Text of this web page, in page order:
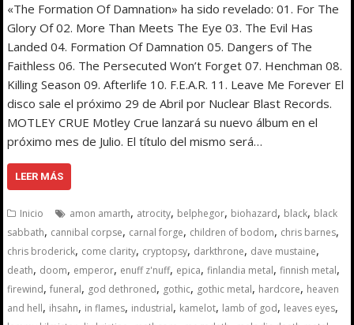
«The Formation Of Damnation» ha sido revelado: 01. For The
Glory Of 02. More Than Meets The Eye 03. The Evil Has
Landed 04. Formation Of Damnation 05. Dangers of The
Faithless 06. The Persecuted Won’t Forget 07. Henchman 08.
Killing Season 09. Afterlife 10. F.E.A.R. 11. Leave Me Forever El
disco sale el próximo 29 de Abril por Nuclear Blast Records.
MOTLEY CRUE Motley Crue lanzará su nuevo álbum en el
próximo mes de Julio. El título del mismo será…
LEER MÁS
Inicio amon amarth, atrocity, belphegor, biohazard, black, black
sabbath, cannibal corpse, carnal forge, children of bodom, chris barnes,
chris broderick, come clarity, cryptopsy, darkthrone, dave mustaine,
death, doom, emperor, enuff z'nuff, epica,finlandia metal,finnish metal,
firewind,funeral, god dethroned, gothic, gothic metal, hardcore, heaven
and hell, ihsahn, in flames, industrial, kamelot, lamb of god, leaves eyes,